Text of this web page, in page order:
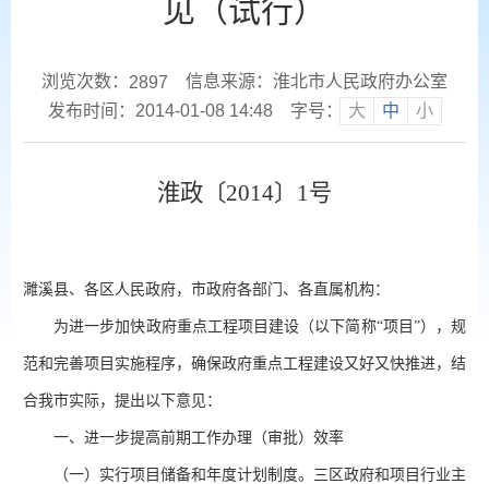
见（试行）
浏览次数： 2897
信息来源：淮北市人民政府办公室
发布时间：2014-01-08 14:48
字号： 大 中 小
淮政〔2014〕1号
濉溪县、各区人民政府，市政府各部门、各直属机构：
为进一步加快政府重点工程项目建设（以下简称“项目”），规
范和完善项目实施程序，确保政府重点工程建设又好又快推进，结
合我市实际，提出以下意见：
一、进一步提高前期工作办理（审批）效率
（一）实行项目储备和年度计划制度。三区政府和项目行业主